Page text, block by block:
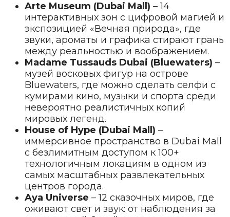
Arte Museum (Dubai Mall) – 14
интерактивных зон с цифровой магией и
экспозицией «Вечная природа», где
звуки, ароматы и графика стирают грань
между реальностью и воображением.
Madame Tussauds Dubai (Bluewaters) –
музей восковых фигур на острове
Bluewaters, где можно сделать селфи с
кумирами кино, музыки и спорта среди
невероятно реалистичных копий
мировых легенд.
House of Hype (Dubai Mall) –
иммерсивное пространство в Dubai Mall
с безлимитным доступом к 100+
технологичным локациям в одном из
самых масштабных развлекательных
центров города.
Aya Universe – 12 сказочных миров, где
оживают свет и звук: от наблюдения за